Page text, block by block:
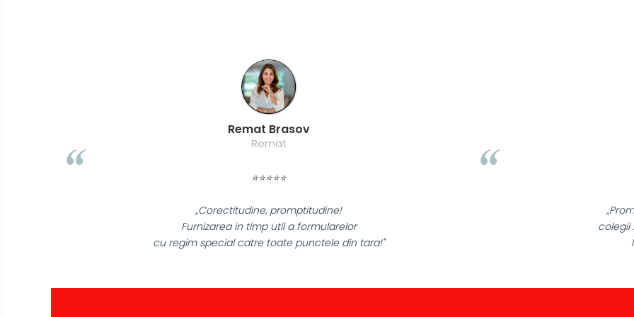
Sosete de lucru
Flipchart-uri
„Corectitudine, promptitudine!
Furnizarea in timp util a formularelor
cu regim special catre toate punctele din tara!"
„Promotionalele sunt
colegii mei au fost foarte